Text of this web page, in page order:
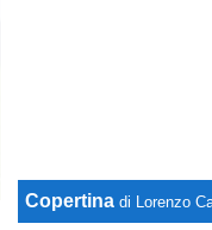
Copertina di Lorenzo